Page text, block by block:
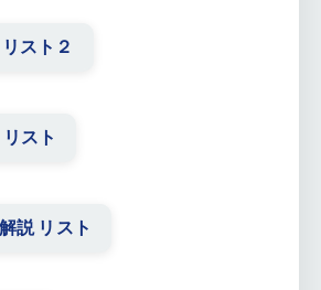
スト２
スト
説 リスト